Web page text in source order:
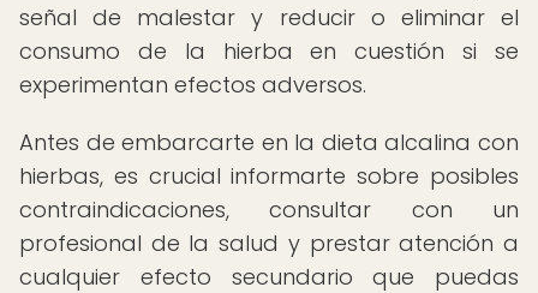
señal de malestar y reducir o eliminar el
consumo de la hierba en cuestión si se
experimentan efectos adversos.
Antes de embarcarte en la dieta alcalina con
hierbas, es crucial informarte sobre posibles
contraindicaciones, consultar con un
profesional de la salud y prestar atención a
cualquier efecto secundario que puedas